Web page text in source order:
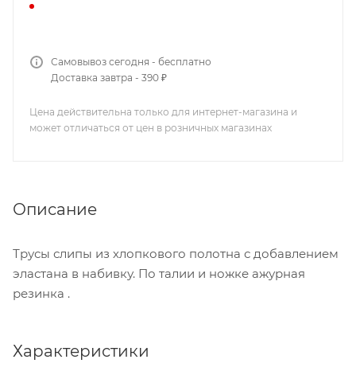
Самовывоз сегодня - бесплатно
Доставка завтра - 390 ₽
Цена действительна только для интернет-магазина и
может отличаться от цен в розничных магазинах
Описание
Трусы слипы из хлопкового полотна с добавлением
эластана в набивку. По талии и ножке ажурная
резинка .
Характеристики